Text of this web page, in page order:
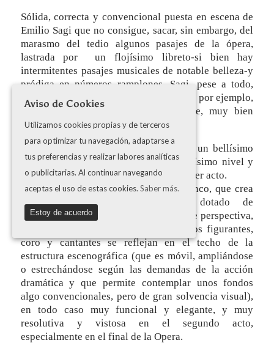
Sólida, correcta y convencional puesta en escena de
Emilio Sagi que no consigue, sacar, sin embargo, del
marasmo del tedio algunos pasajes de la ópera,
lastrada por un flojísimo libreto-si bien hay
intermitentes pasajes musicales de notable belleza-y
pródiga en números ramplones. Sagi, pese a todo,
tiene evidentes aciertos parciales, como por ejemplo,
la estupenda escena final de Imogene, muy bien
resuelta.
Musicalmente, en todo caso, solo hay un bellísimo
dúo de Gualtiero e Imogene de primerísimo nivel y
de una belleza incuestionable en el primer acto.
Espléndida escenografía de Daniel Bianco, que crea
un sugerente espacio escénico, dotado de
profundidad, y de una interesante doble perspectiva,
ya que el suelo, y por consiguiente los figurantes,
coro y cantantes se reflejan en el techo de la
estructura escenográfica (que es móvil, ampliándose
o estrechándose según las demandas de la acción
dramática y que permite contemplar unos fondos
algo convencionales, pero de gran solvencia visual),
en todo caso muy funcional y elegante, y muy
resolutiva y vistosa en el segundo acto,
especialmente en el final de la Opera.
Aviso de Cookies
Utilizamos cookies propias y de terceros
para optimizar tu navegación, adaptarse a
tus preferencias y realizar labores analíticas
o publicitarias. Al continuar navegando
aceptas el uso de estas cookies. Saber más.
Estoy de acuerdo